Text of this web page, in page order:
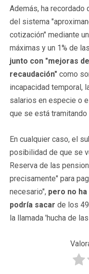
Además, ha recordado
del sistema
cotización" mediante
máximas y un 1% de
junto con "mejoras
recaudación" como
incapacidad temporal,
salarios en especie o
que se está tramitando
En cualquier caso, el
posibilidad de que se
Reserva de las
precisamente" para
necesario", pero no
podría sacar de los
la llamada 'hucha de